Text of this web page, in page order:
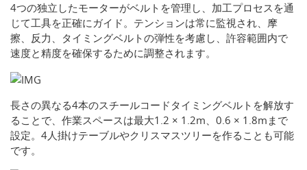
4つの独立したモーターがベルトを管理し、加工プロセスを通
じて工具を正確にガイド。テンションは常に監視され、摩
擦、反力、タイミングベルトの弾性を考慮し、許容範囲内で
速度と精度を確保するために調整されます。
長さの異なる4本のスチールコードタイミングベルトを解放す
ることで、作業スペースは最大1.2 × 1.2m、0.6 × 1.8mまで
設定。4人掛けテーブルやクリスマスツリーを作ることも可能
です。